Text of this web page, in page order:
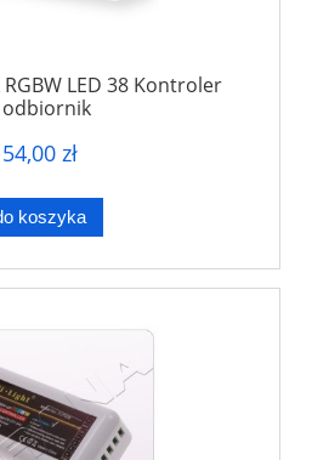
LED 38 Kontroler
odbiornik
54,00 zł
koszyka